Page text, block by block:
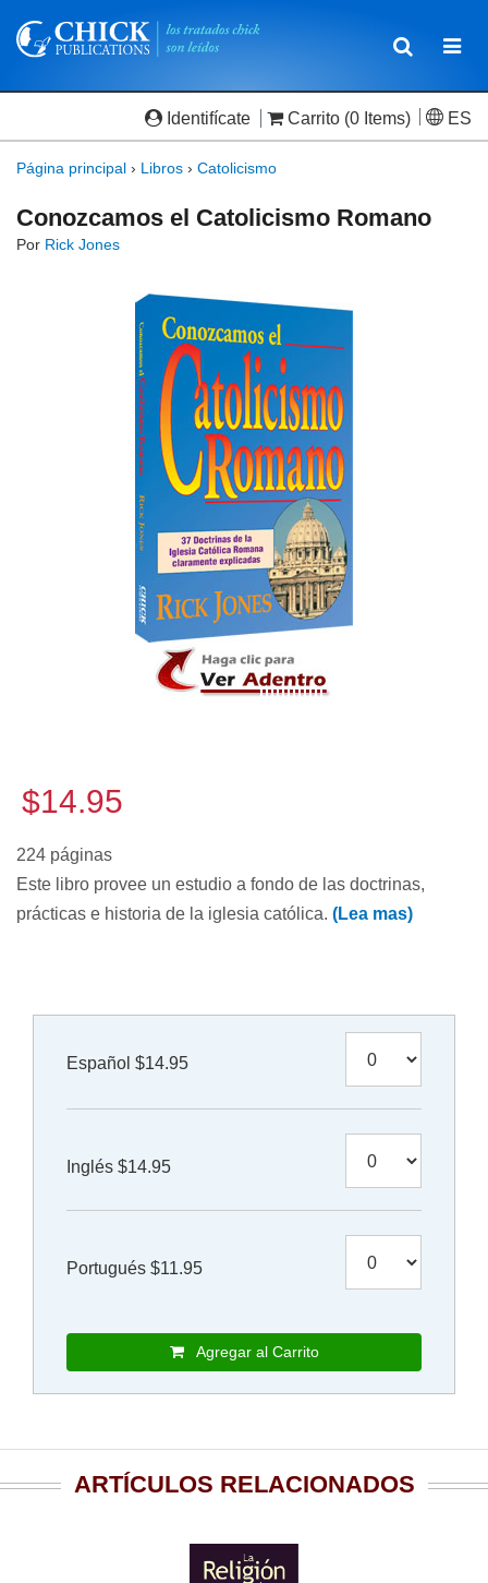
Toggle
Identifícate Carrito (0 Items) ES
Página principal › Libros › Catolicismo
Conozcamos el Catolicismo Romano
Por Rick Jones
$14.95
224 páginas
Este libro provee un estudio a fondo de las doctrinas,
prácticas e historia de la iglesia católica. (Lea mas)
Español $14.95
Inglés $14.95
Portugués $11.95
Agregar al Carrito
ARTÍCULOS RELACIONADOS